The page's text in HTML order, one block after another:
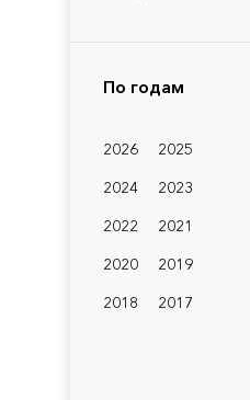
По годам
2026
2025
2024
2023
2022
2021
2020
2019
2018
2017